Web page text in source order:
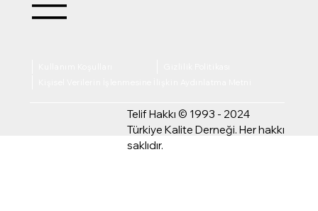
Telif Hakkı © 1993 - 2024
Türkiye Kalite Derneği. Her hakkı
saklıdır.